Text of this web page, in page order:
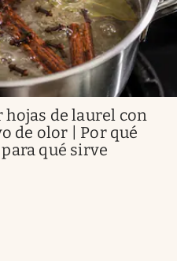
hojas de laurel con
de olor | Por qué
qué sirve